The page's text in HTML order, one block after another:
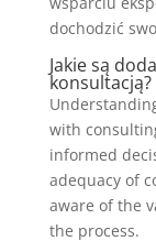
dochodzić
Jakie są
konsultacją?
with
informed
adequacy of
aware of the
the process.